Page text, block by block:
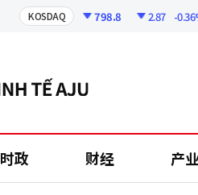
KOSDAQ 798.8 2.87 -0.36%
时政 财经 产